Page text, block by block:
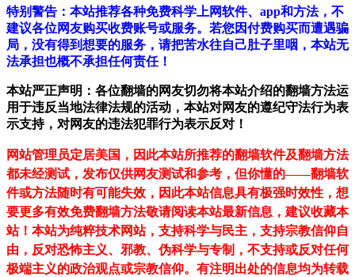
特别警告：本站推荐各种免费科学上网软件、app和方法，不
建议各位网友购买收费账号或服务。若您因付费购买而遭遇骗
局，没有得到想要的服务，请把苦水往自己肚子里咽，本站无
法承担也概不承担任何责任！
本站严正声明：各位翻墙的网友切勿将本站介绍的翻墙方法运
用于违反当地法律法规的活动，本站对网友的遵纪守法行为表
示支持，对网友的违法犯罪行为表示反对！
网站管理员定居美国，因此本站所推荐的翻墙软件及翻墙方法
都未经测试，发布仅供网友测试和参考，但你懂的——翻墙软
件或方法随时有可能失效，因此本站信息具有极强时效性，想
要更多有效免费翻墙方法敬请阅读本站最新信息，建议收藏本
站！ 本站为纯粹技术网站，支持科学与民主，支持宗教信仰自
由，反对恐怖主义、邪教、伪科学与专制，不支持或反对任何
极端主义的政治观点或宗教信仰。有注明出处的信息均为转载